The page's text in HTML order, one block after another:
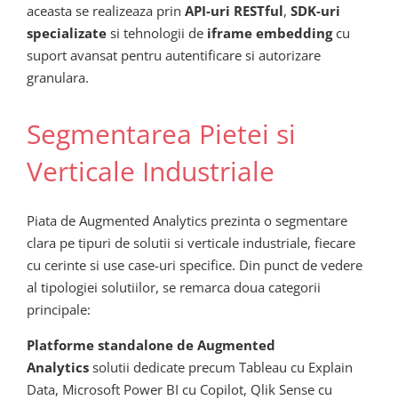
aceasta se realizeaza prin API-uri RESTful, SDK-uri
specializate si tehnologii de iframe embeddingcu
suport avansat pentru autentificare si autorizare
granulara.
Segmentarea Pietei si
Verticale Industriale
Piata de Augmented Analytics prezinta o segmentare
clara pe tipuri de solutii si verticale industriale, fiecare
cu cerinte si use case-uri specifice. Din punct de vedere
al tipologiei solutiilor, se remarca doua categorii
principale:
Platforme standalone de Augmented
Analytics solutii dedicate precum Tableau cu Explain
Data, Microsoft Power BI cu Copilot, Qlik Sense cu